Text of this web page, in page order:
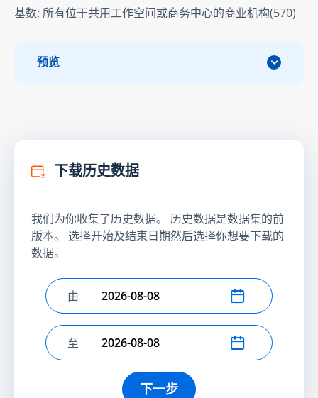
基数: 所有位于共用工作空间或商务中心的商业机构(570)
预览
下载历史数据
我们为你收集了历史数据。 历史数据是数据集的前
版本。 选择开始及结束日期然后选择你想要下载的
数据。
选择开始日期
由
选择结束日期
至
下一步